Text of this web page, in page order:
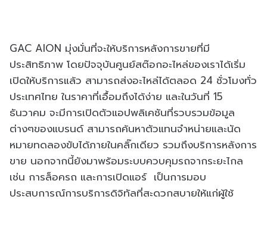
GAC AION มุ่งมั่นที่จะให้บริการหลังการขายที่มี
ประสิทธิภาพ โดยปัจจุบันศูนย์สต๊อกอะไหล่ของเราได้เริ่ม
เปิดให้บริการแล้ว สามารถส่งอะไหล่ได้ตลอด 24 ชั่วโมงทั่ว
ประเทศไทย ในราคาที่เอื้อมถึงได้ง่าย และในวันที่ 15
ธันวาคม จะมีการเปิดตัวแอปพลิเคชันที่รวบรวมข้อมูล
ต่างๆของแบรนด์ สามารถค้นหาตัวแทนจำหน่ายและนัด
หมายทดลองขับได้ภายในคลิ๊กเดียว รวมถึงบริการหลังการ
ขาย นอกจากนี้ยังมาพร้อมระบบควบคุมรถจากระยะไกล
เช่น การล็อครถ และการเปิดแอร์ เป็นการมอบ
ประสบการณ์การบริการดิจิทัลที่สะดวกสบายให้แก่ผู้ใช้